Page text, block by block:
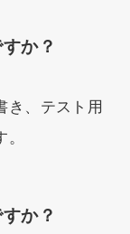
か？
き、テスト用
か？